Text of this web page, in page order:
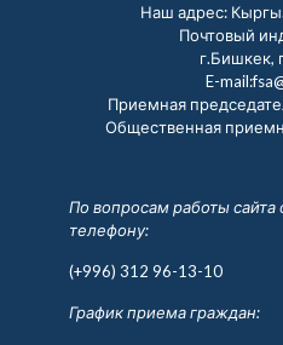
Наш адрес:
Почтовый
г.Бишкек,
E-
Приемная
Общественная
По вопросам работы сайта
телефону:
(+996) 312 96-13-10
График приема граждан: